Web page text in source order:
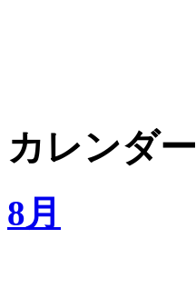
カレンダー
8月